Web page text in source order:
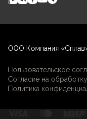
ООО Компания
Пользовательское
Согласие на
Политика